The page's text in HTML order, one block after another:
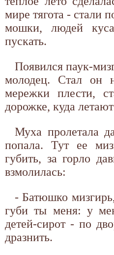
мире тягота - стали
мошки, людей
пускать.
Появился паук-
молодец. Стал он
мережки плести,
дорожке, куда
Муха пролетала
попала. Тут ее
губить, за горло
взмолилась:
- Батюшко
губи ты меня: у
детей-сирот - по
дразнить.